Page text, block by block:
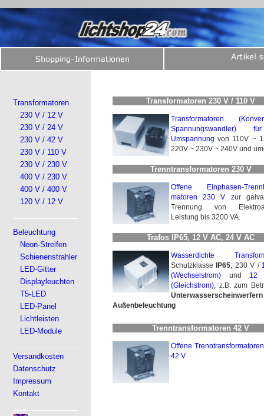
Transformatoren
230 V / 12 V
230 V / 24 V
230 V / 42 V
230 V / 110 V
230 V / 230 V
400 V / 230 V
400 V / 400 V
120 V / 12 V
Beleuchtung
Neon-Streifen
Schienenstrahler
LED-Gitter
Displayleuchten
T5-LED
LED-Panel
Lichtleisten
LED-Module
Versandkosten
Datenschutz
Impressum
Kontakt
Transformatoren 230 V / 110 V
Transformatoren
Spannungswandler)
Umspannung von 110V ~
220V ~ 230V ~ 240V und
Trenntransformatoren 230 V
Offene Einphasen-
matoren 230 V zur
Trennung von
Leistung bis 3200 VA.
Trafos IP65, 12 V AC, 24 V AC
Wasserdichte
Schutzklasse
IP65, 230 V /
(Wechselstrom) und 12
(Gleichstrom), z.B. zum
Unter­wasser­schein­wer­fern
Außenbeleuchtung
Trenntransformatoren 42 V
Offene
42 V